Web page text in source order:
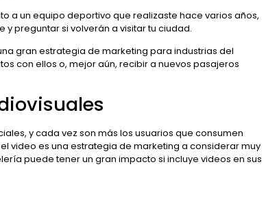
a un equipo deportivo que realizaste hace varios años,
preguntar si volverán a visitar tu ciudad.
gran estrategia de marketing para industrias del
con ellos o, mejor aún, recibir a nuevos pasajeros
y cada vez son más los usuarios que consumen
video es una estrategia de marketing a considerar muy
puede tener un gran impacto si incluye videos en sus